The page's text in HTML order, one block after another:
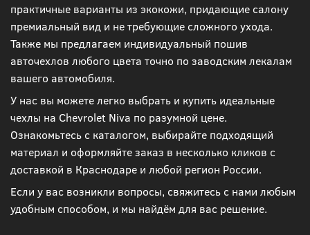
практичные варианты из экокожи, придающие салону
премиальный вид и не требующие сложного ухода.
Также мы предлагаем индивидуальный пошив
авточехлов любого цвета точно по заводским лекалам
вашего автомобиля.
У нас вы можете легко выбрать и купить идеальные
чехлы на Chevrolet Niva по разумной цене.
Ознакомьтесь с каталогом, выбирайте подходящий
материал и оформляйте заказ в несколько кликов с
доставкой в Краснодаре и любой регион России.
Если у вас возникли вопросы, свяжитесь с нами любым
удобным способом, и мы найдём для вас решение.